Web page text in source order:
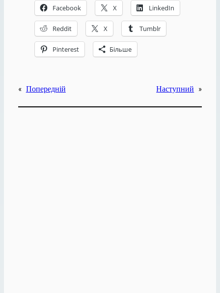
Facebook X LinkedIn
Reddit X Tumblr
Pinterest Більше
« Попередній Наступний »